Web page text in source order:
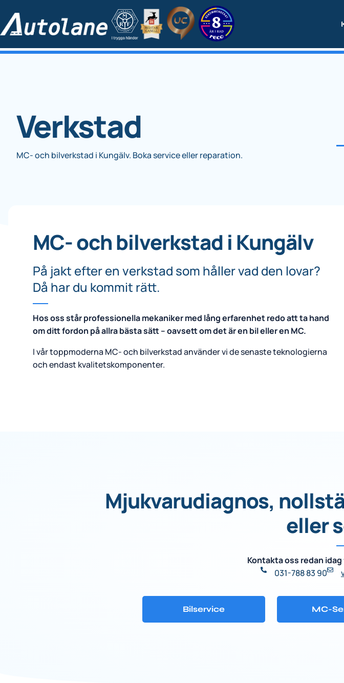
Verkstad
MC- och bilverkstad i Kungälv. Boka service eller reparation.
MC- och bilverkstad i Kungälv
På jakt efter en verkstad som håller vad den lovar?
Då har du kommit rätt.
Hos oss står professionella mekaniker med lång erfarenhet redo att ta hand
om ditt fordon på allra bästa sätt – oavsett om det är en bil eller en MC.
I vår toppmoderna MC- och bilverkstad använder vi de senaste teknologierna
och endast kvalitetskomponenter.
Mjukvarudiagnos,
eller
Kontakta oss redan
031-788 83 90
Bilservice MC-